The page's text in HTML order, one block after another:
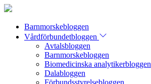
Barnmorskebloggen
Vårdförbundetbloggen
Avtalsbloggen
Barnmorskebloggen
Biomedicinska analytikerbloggen
Dalabloggen
Förbundsstyrelsebloggen